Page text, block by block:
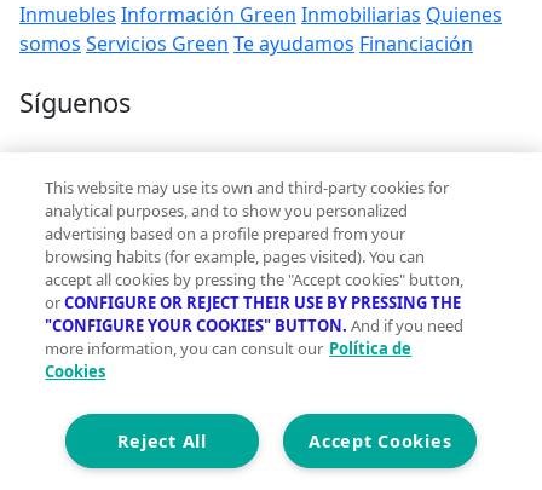
Inmuebles Información Green Inmobiliarias Quienes
somos Servicios Green Te ayudamos Financiación
Síguenos
Contacto
hola@vivegreen.com
Aviso Legal
Condiciones de uso
Politica de privacidad
Política de cookies
Accesibilidad
This website may use its own and third-party cookies for
analytical purposes, and to show you personalized
advertising based on a profile prepared from your
browsing habits (for example, pages visited). You can
accept all cookies by pressing the "Accept cookies" button,
orCONFIGURE OR REJECT THEIR USE BY PRESSING THE
"CONFIGURE YOUR COOKIES" BUTTON. And if you need
more information, you can consult our Política de
Cookies
Accept Cookies
Reject All